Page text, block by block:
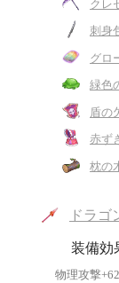
クレ
刺身
グロ
緑色
盾の
赤ず
枕の
ドラゴ
装備効
物理攻撃